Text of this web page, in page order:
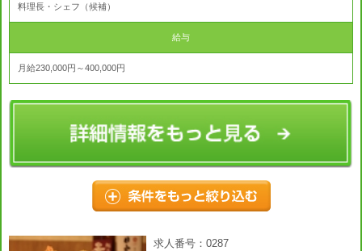
料理長・シェフ（候補）
給与
月給230,000円～400,000円
求人番号：0287